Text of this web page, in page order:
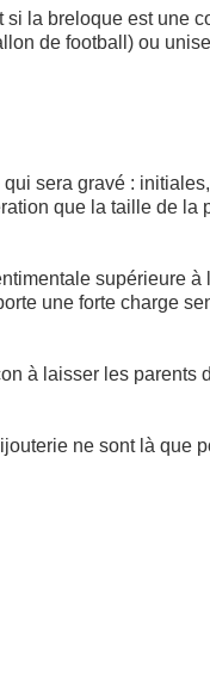
la breloque est une
de football) ou
sera gravé :
que la taille de la
supérieure à
une forte charge
à laisser les parents
ne sont là que